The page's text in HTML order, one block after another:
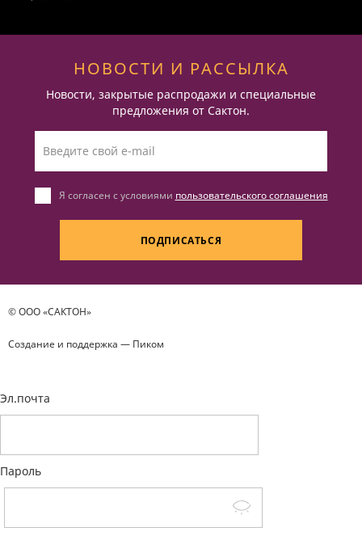
НОВОСТИ И РАССЫЛКА
Новости, закрытые распродажи и специальные
предложения от Сактон.
Я согласен с условиями пользовательского соглашения
ПОДПИСАТЬСЯ
© ООО «САКТОН»
Создание и поддержка — Пиком
Эл.почта
Пароль